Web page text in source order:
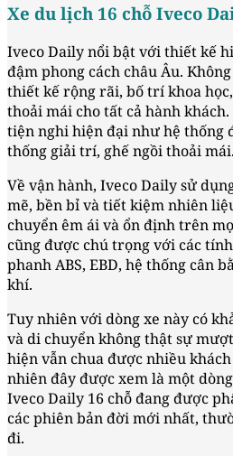
Xe du lịch 16 chỗ Iveco
Iveco Daily nổi bật với thiết kế
đậm phong cách châu Âu.
thiết kế rộng rãi, bố trí khoa
thoải mái cho tất cả hành
tiện nghi hiện đại như hệ thống
thống giải trí, ghế ngồi thoải mái.
Về vận hành, Iveco Daily sử
mẽ, bền bỉ và tiết kiệm nhiên
chuyển êm ái và ổn định trên
cũng được chú trọng với các
phanh ABS, EBD, hệ thống cân
khí.
Tuy nhiên với dòng xe này có
và di chuyển không thật sự
hiện vẫn chua được nhiều
nhiên đây được xem là một
Iveco Daily 16 chỗ đang được
các phiên bản đời mới nhất,
đi.